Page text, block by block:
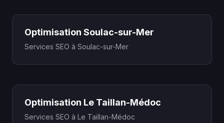
Optimisation Soulac-sur-Mer
Services SEO à Soulac-sur-Mer
Optimisation Le Taillan-Médoc
Services SEO à Le Taillan-Médoc